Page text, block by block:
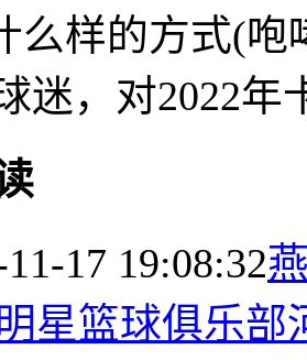
么样的方式(
迷，对2022
17 19:08:32
星篮球俱乐部